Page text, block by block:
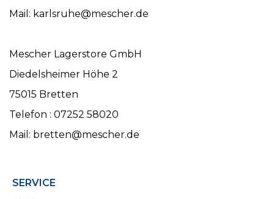
Mail: karlsruhe@mescher.de
Mescher Lagerstore GmbH
Diedelsheimer Höhe 2
75015 Bretten
Telefon : 07252 58020
Mail: bretten@mescher.de
SERVICE